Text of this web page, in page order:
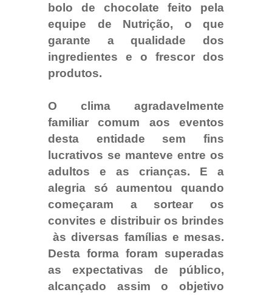
bolo de chocolate feito pela
equipe de Nutrição, o que
garante a qualidade dos
ingredientes e o frescor dos
produtos.​
O clima agradavelmente
familiar comum aos eventos
desta entidade sem fins
lucrativos se manteve entre os
adultos e as crianças. E a
alegria só aumentou quando
começaram a sortear os
convites e distribuir os brindes
às diversas famílias e mesas.
Desta forma foram superadas
as expectativas de público,
alcançado assim o objetivo